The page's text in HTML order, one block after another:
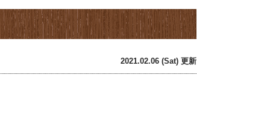
2021.02.06 (Sat) 更新